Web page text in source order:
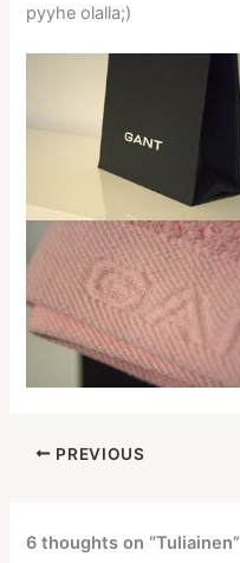
pyyhe olalla;)
PREVIOUS
6 thoughts on “Tuliainen”